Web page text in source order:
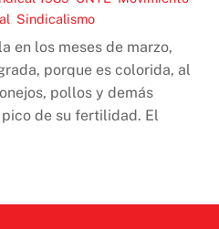
Sindicalismo
en los meses de marzo,
porque es colorida, al
pollos y demás
de su fertilidad. El